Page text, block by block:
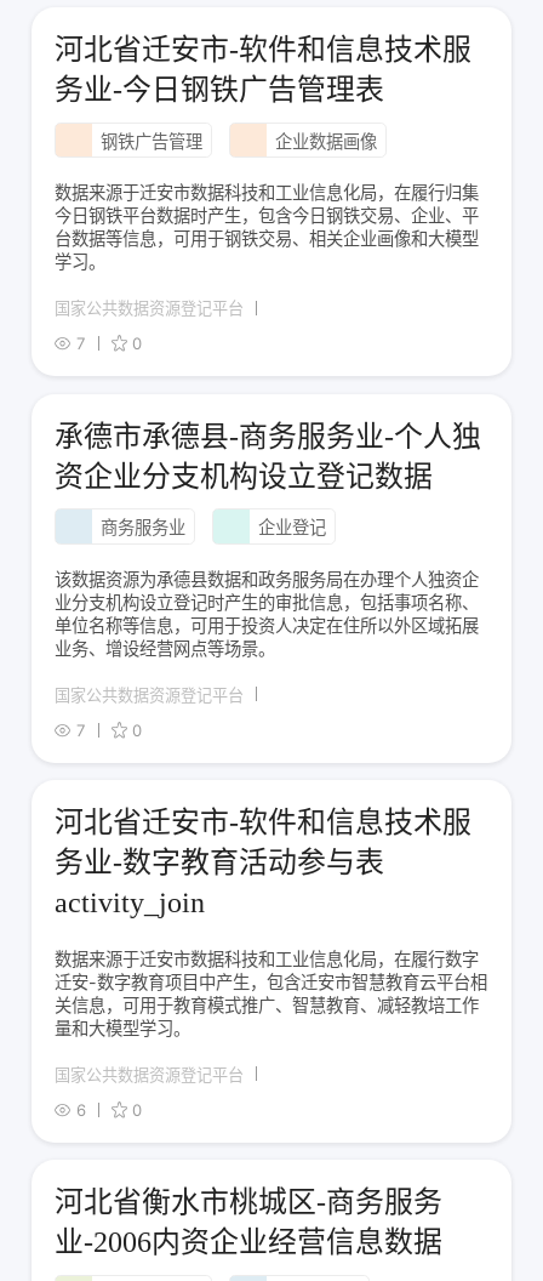
河北省迁安市-软件和信息技术服
务业-今日钢铁广告管理表
钢铁广告管理 企业数据画像
数据来源于迁安市数据科技和工业信息化局，在履行归集
今日钢铁平台数据时产生，包含今日钢铁交易、企业、平
台数据等信息，可用于钢铁交易、相关企业画像和大模型
学习。
国家公共数据资源登记平台
7
0
承德市承德县-商务服务业-个人独
资企业分支机构设立登记数据
商务服务业 企业登记
该数据资源为承德县数据和政务服务局在办理个人独资企
业分支机构设立登记时产生的审批信息，包括事项名称、
单位名称等信息，可用于投资人决定在住所以外区域拓展
业务、增设经营网点等场景。
国家公共数据资源登记平台
7
0
河北省迁安市-软件和信息技术服
务业-数字教育活动参与表
activity_join
数据来源于迁安市数据科技和工业信息化局，在履行数字
迁安-数字教育项目中产生，包含迁安市智慧教育云平台相
关信息，可用于教育模式推广、智慧教育、减轻教培工作
量和大模型学习。
国家公共数据资源登记平台
6
0
河北省衡水市桃城区-商务服务
业-2006内资企业经营信息数据